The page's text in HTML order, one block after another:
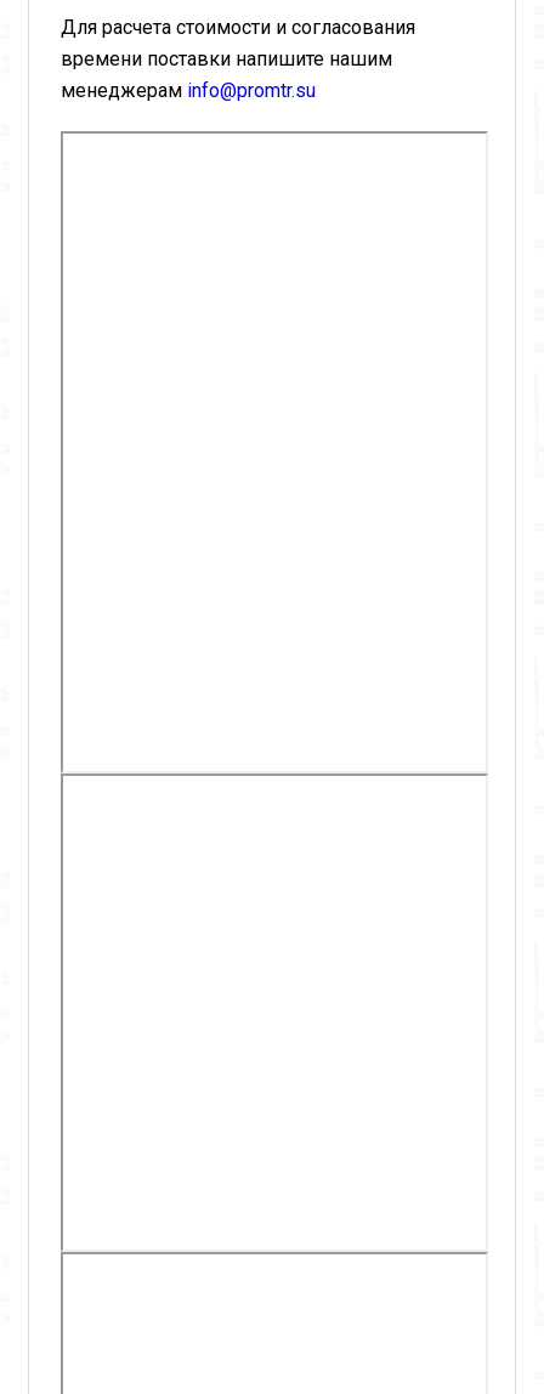
Для расчета стоимости и согласования
времени поставки напишите нашим
менеджерам info@promtr.su